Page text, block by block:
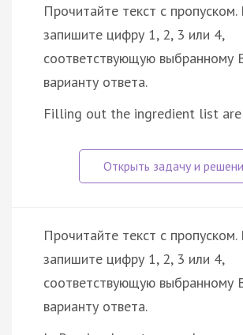
Прочитайте текст с пропуском.
запишите цифру 1, 2, 3 или 4,
соответствующую выбранному
варианту ответа.
Filling out the ingredient list
Прочитайте текст с пропуском.
запишите цифру 1, 2, 3 или 4,
соответствующую выбранному
варианту ответа.